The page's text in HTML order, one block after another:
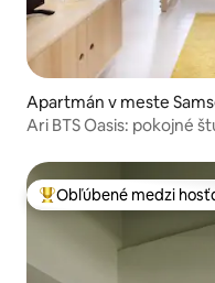
Apartmán v meste
Ari BTS Oasis: pokojné
Najobľúbenejšie medzi
Obľúbené medzi